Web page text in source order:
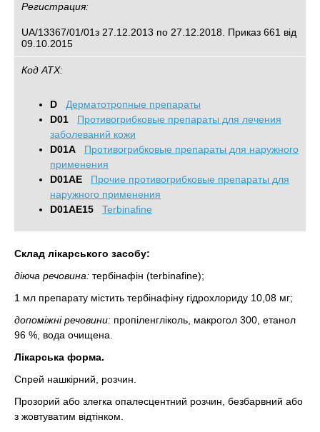
Регистрация:
UA/13367/01/01з 27.12.2013 по 27.12.2018. Приказ 661 від
09.10.2015
Код АТХ:
D
Дерматотропные препараты
D01
Противогрибковые препараты для лечения
заболеваний кожи
D01A
Противогрибковые препараты для наружного
применения
D01AE
Прочие противогрибковые препараты для
наружного применения
D01AE15
Terbinafine
Склад лікарського засобу:
діюча речовина: тербінафін (terbinafine);
1 мл препарату містить тербінафіну гідрохлориду 10,08 мг;
допоміжні речовини: пропіленгліколь, макрогол 300, етанол
96 %, вода очищена.
Лікарська форма.
Спрей нашкірний, розчин.
Прозорий або злегка опалесцентний розчин, безбарвний або
з жовтуватим відтінком.